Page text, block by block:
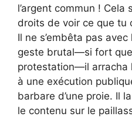
l’argent commun ! Cela
droits de voir ce que tu
Il ne s’embêta pas
geste brutal—si fort
protestation—il arracha
à une exécution
barbare d’une proie. Il
le contenu sur le